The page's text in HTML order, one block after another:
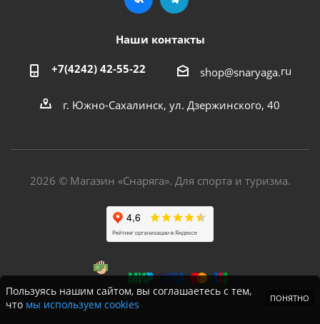
Наши контакты
+7(4242) 42-55-22 shop@snaryaga.ru
г. Южно-Сахалинск, ул. Дзержинского, 40
2026 © Магазин «Снаряга». Для спорта и туризма.
Пользуясь нашим сайтом, вы соглашаетесь с тем,
что мы используем cookies ПОНЯТНО